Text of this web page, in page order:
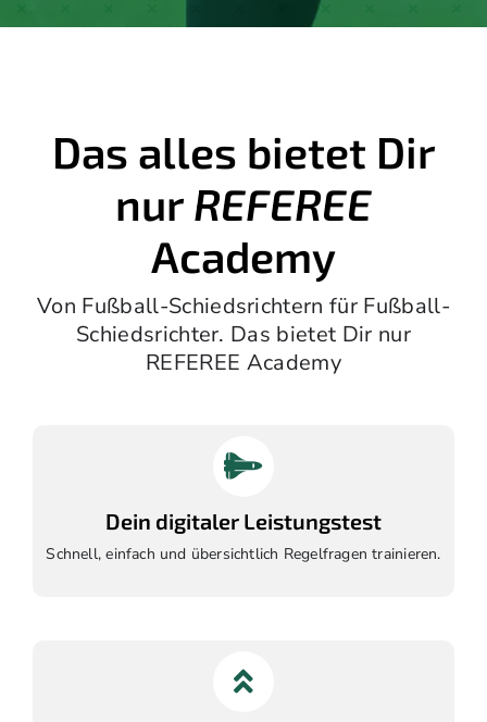
Das alles bietet Dir
nur REFEREE
Academy
Von Fußball-Schiedsrichtern für Fußball-
Schiedsrichter. Das bietet Dir nur
REFEREE Academy
Dein digitaler Leistungstest
Schnell, einfach und übersichtlich Regelfragen trainieren.